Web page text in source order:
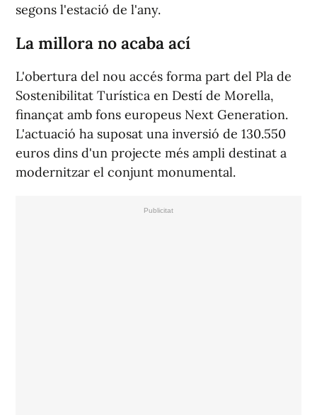
segons l'estació de l'any.
La millora no acaba ací
L'obertura del nou accés forma part del Pla de
Sostenibilitat Turística en Destí de Morella,
finançat amb fons europeus Next Generation.
L'actuació ha suposat una inversió de 130.550
euros dins d'un projecte més ampli destinat a
modernitzar el conjunt monumental.